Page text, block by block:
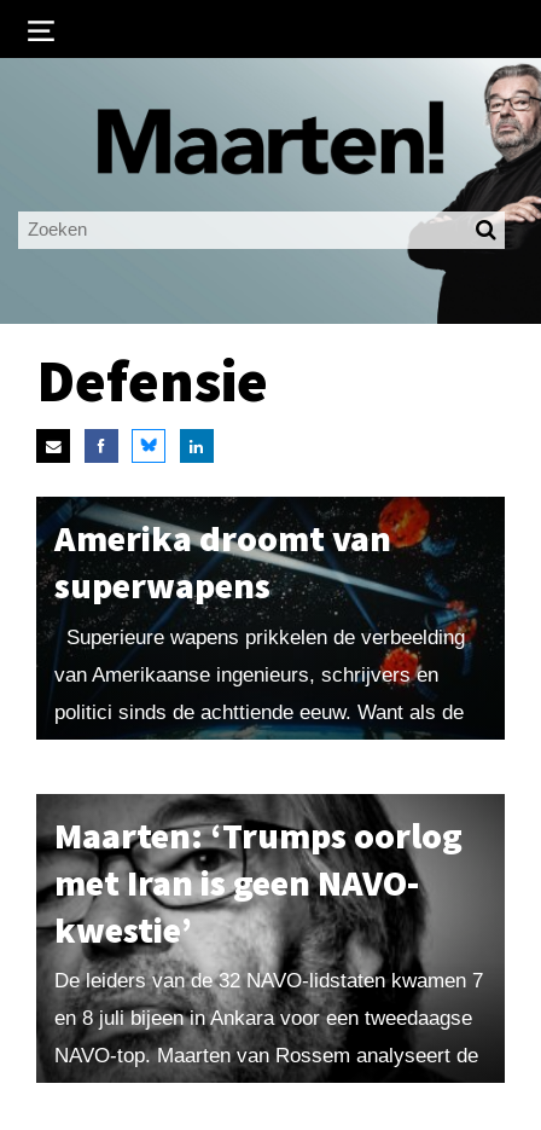
Ingelogd blijven
LOGIN
Defensie
Amerika droomt van
superwapens
Superieure wapens prikkelen de verbeelding
van Amerikaanse ingenieurs, schrijvers en
politici sinds de achttiende eeuw. Want als de
Maarten: ‘Trumps oorlog
met Iran is geen NAVO-
kwestie’
De leiders van de 32 NAVO-lidstaten kwamen 7
en 8 juli bijeen in Ankara voor een tweedaagse
NAVO-top. Maarten van Rossem analyseert de